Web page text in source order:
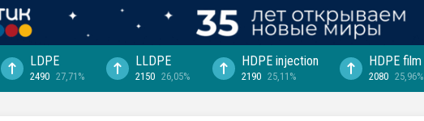
LDPE
2490 27,71%
LLDPE
2150 26,05%
HDPE injection
2190 25,11%
HDPE film
2080 25,96%